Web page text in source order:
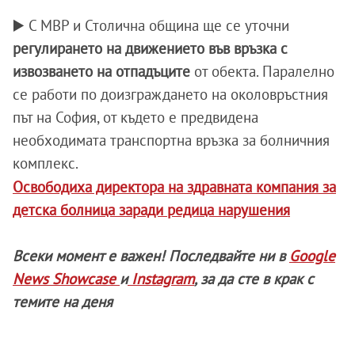
▶️ С МВР и Столична община ще се уточни
регулирането на движението във връзка с
извозването на отпадъците от обекта. Паралелно
се работи по доизграждането на околовръстния
път на София, от където е предвидена
необходимата транспортна връзка за болничния
комплекс.
Освободиха директора на здравната компания за
детска болница заради редица нарушения
Всеки момент е важен! Последвайте ни в Google
News ShowcaseиInstagram, за да сте в крак с
темите на деня